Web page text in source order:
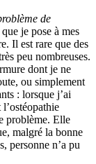
de
je pose à mes
Il est rare que des
peu nombreuses.
dont je ne
ou simplement
: lorsque j’ai
problème. Elle
malgré la bonne
personne n’a pu